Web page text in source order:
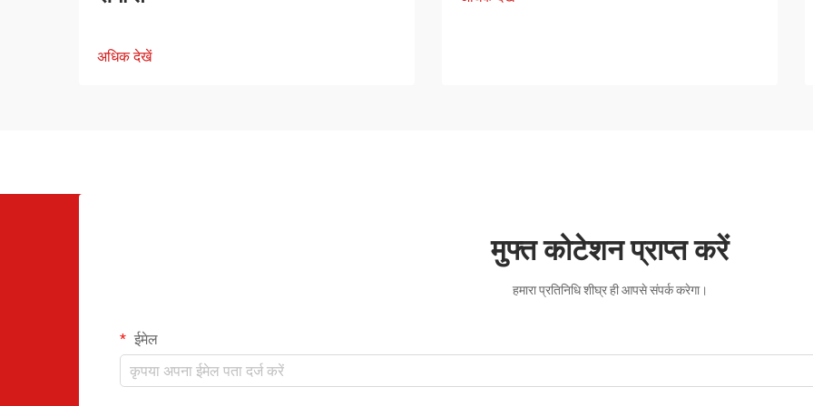
अधिक देखें
मुफ्त कोटेशन प्राप्त करें
हमारा प्रतिनिधि शीघ्र ही आपसे संपर्क करेगा।
ईमेल